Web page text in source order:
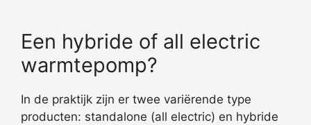
Een hybride of all electric
warmtepomp?
In de praktijk zijn er twee variërende type
producten: standalone (all electric) en hybride